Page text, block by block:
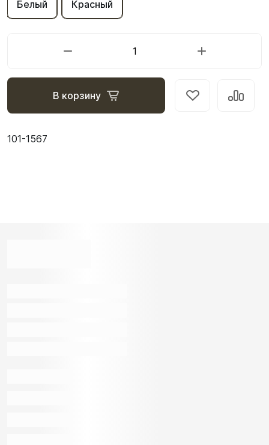
Белый Красный
В корзину
101-1567